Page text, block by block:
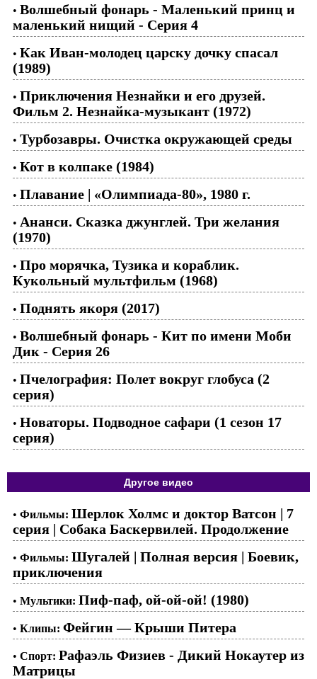
• Волшебный фонарь - Маленький принц и
маленький нищий - Серия 4
• Как Иван-молодец царску дочку спасал
(1989)
• Приключения Незнайки и его друзей.
Фильм 2. Незнайка-музыкант (1972)
• Турбозавры. Очистка окружающей среды
• Кот в колпаке (1984)
• Плавание | «Олимпиада-80», 1980 г.
• Ананси. Сказка джунглей. Три желания
(1970)
• Про морячка, Тузика и кораблик.
Кукольный мультфильм (1968)
• Поднять якоря (2017)
• Волшебный фонарь - Кит по имени Моби
Дик - Серия 26
• Пчелография: Полет вокруг глобуса (2
серия)
• Новаторы. Подводное сафари (1 сезон 17
серия)
Другое видео
• Фильмы: Шерлок Холмс и доктор Ватсон | 7
серия | Собака Баскервилей. Продолжение
• Фильмы: Шугалей | Полная версия | Боевик,
приключения
• Мультики: Пиф-паф, ой-ой-ой! (1980)
• Клипы: Фейгин — Крыши Питера
• Спорт: Рафаэль Физиев - Дикий Нокаутер из
Матрицы